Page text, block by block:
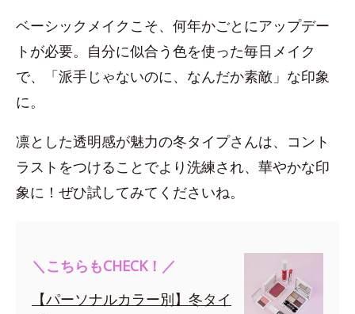
ベーシックメイクこそ、何年かごとにアップデー
トが必要。自分に似合う色を使った毎日メイク
で、「派手じゃないのに、なんだか素敵」な印象
に。
凛とした透明感が魅力の冬タイプさんは、コント
ラストをつけることでより洗練され、華やかな印
象に！ぜひ試してみてくださいね。
＼こちらもCHECK！／
【パーソナルカラー別】冬タイ